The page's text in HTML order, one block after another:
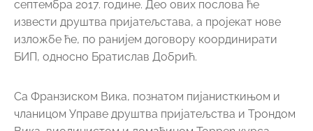
оркестра „Пријатно“.
Закључено је да се преко локалних медија млади
више информишу о могућностима овакве сарадње
подстакне младе музичаре да више конкуришу за
учешће на овом великом курсу у граду побратиму.